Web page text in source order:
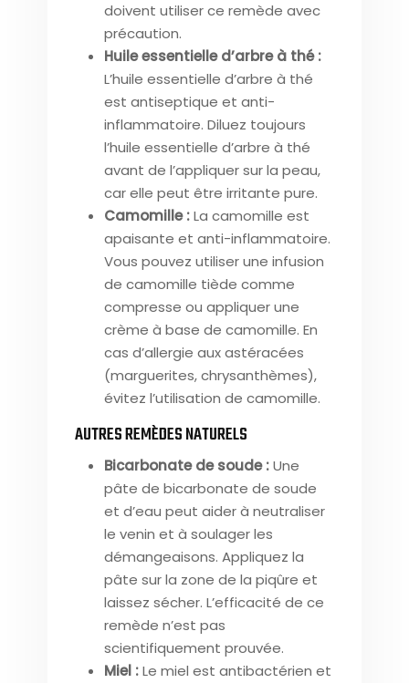
doivent utiliser ce remède avec
précaution.
Huile essentielle d’arbre à thé :
L’huile essentielle d’arbre à thé
est antiseptique et anti-
inflammatoire. Diluez toujours
l’huile essentielle d’arbre à thé
avant de l’appliquer sur la peau,
car elle peut être irritante pure.
Camomille :La camomille est
apaisante et anti-inflammatoire.
Vous pouvez utiliser une infusion
de camomille tiède comme
compresse ou appliquer une
crème à base de camomille. En
cas d’allergie aux astéracées
(marguerites, chrysanthèmes),
évitez l’utilisation de camomille.
AUTRES REMÈDES NATURELS
Bicarbonate de soude :Une
pâte de bicarbonate de soude
et d’eau peut aider à neutraliser
le venin et à soulager les
démangeaisons. Appliquez la
pâte sur la zone de la piqûre et
laissez sécher. L’efficacité de ce
remède n’est pas
scientifiquement prouvée.
Miel :Le miel est antibactérien et